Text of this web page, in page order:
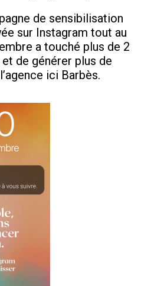
de sensibilisation
sur Instagram tout au
a touché plus de 2
de générer plus de
ici Barbès.